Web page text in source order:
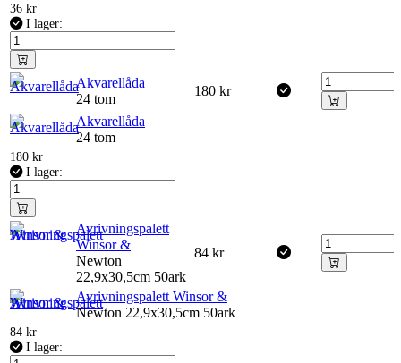
36 kr
I lager:
Akvarellåda
24 tom
180 kr
Akvarellåda
24 tom
180 kr
I lager:
Avrivningspalett
Winsor &
Newton
22,9x30,5cm 50ark
84 kr
Avrivningspalett Winsor &
Newton 22,9x30,5cm 50ark
84 kr
I lager: